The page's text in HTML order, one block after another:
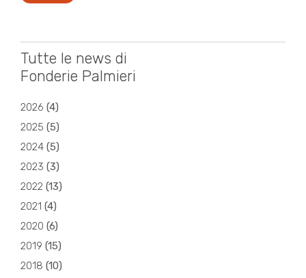
Tutte le news di
Fonderie Palmieri
2026 (4)
2025 (5)
2024 (5)
2023 (3)
2022 (13)
2021 (4)
2020 (6)
2019 (15)
2018 (10)